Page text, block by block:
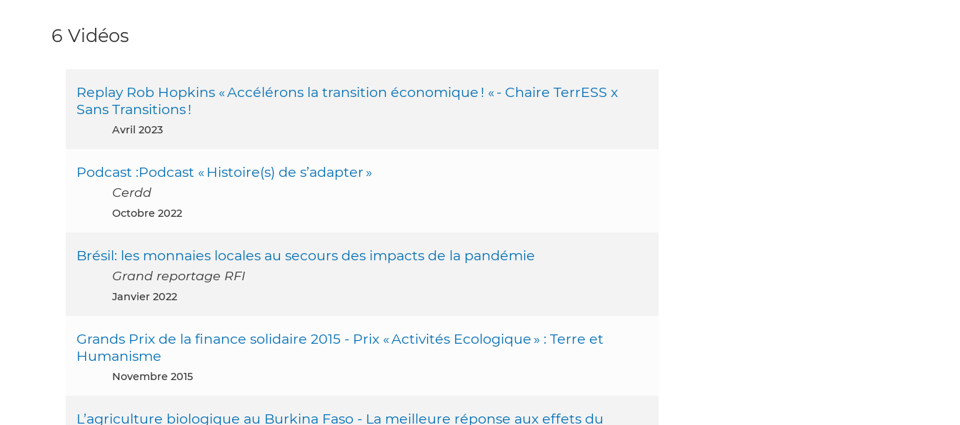
6 Vidéos
Replay Rob Hopkins « Accélérons la transition économique ! « - Chaire TerrESS x
Sans Transitions !
avril 2023
Podcast :Podcast « Histoire(s) de s’adapter »
Cerdd
octobre 2022
Brésil: les monnaies locales au secours des impacts de la pandémie
Grand reportage RFI
janvier 2022
Grands Prix de la finance solidaire 2015 - Prix « Activités Ecologique » : Terre et
Humanisme
novembre 2015
L’agriculture biologique au Burkina Faso - La meilleure réponse aux effets du